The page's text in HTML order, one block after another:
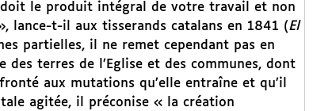
le produit intégral de votre travail et non
lance-t-il aux tisserands catalans en 1841 (El
partielles, il ne remet cependant pas en
terres de l’Eglise et des communes, dont
aux mutations qu’elle entraîne et qu’il
agitée, il préconise « la création